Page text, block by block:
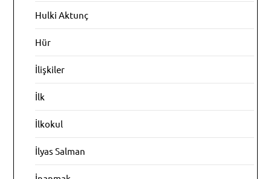
Hulki Aktunç
Hür
İlişkiler
İlk
İlkokul
İlyas Salman